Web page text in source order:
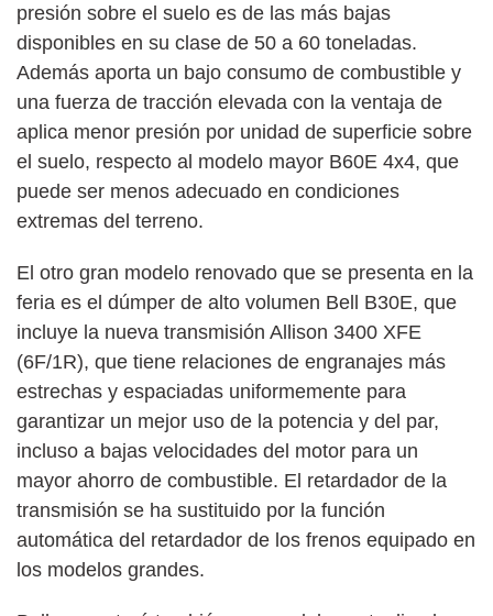
presión sobre el suelo es de las más bajas
disponibles en su clase de 50 a 60 toneladas.
Además aporta un bajo consumo de combustible y
una fuerza de tracción elevada con la ventaja de
aplica menor presión por unidad de superficie sobre
el suelo, respecto al modelo mayor B60E 4x4, que
puede ser menos adecuado en condiciones
extremas del terreno.
El otro gran modelo renovado que se presenta en la
feria es el dúmper de alto volumen Bell B30E, que
incluye la nueva transmisión Allison 3400 XFE
(6F/1R), que tiene relaciones de engranajes más
estrechas y espaciadas uniformemente para
garantizar un mejor uso de la potencia y del par,
incluso a bajas velocidades del motor para un
mayor ahorro de combustible. El retardador de la
transmisión se ha sustituido por la función
automática del retardador de los frenos equipado en
los modelos grandes.